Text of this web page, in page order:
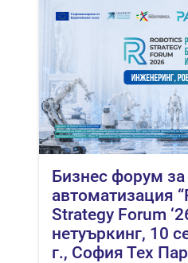
Бизнес форум
автоматизация
Strategy Forum
нетуъркинг, 10
г., София Тех